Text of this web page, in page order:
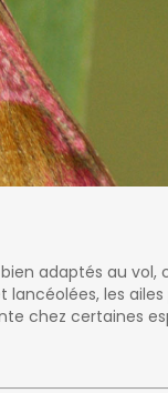
adaptés au
les
chez certaines